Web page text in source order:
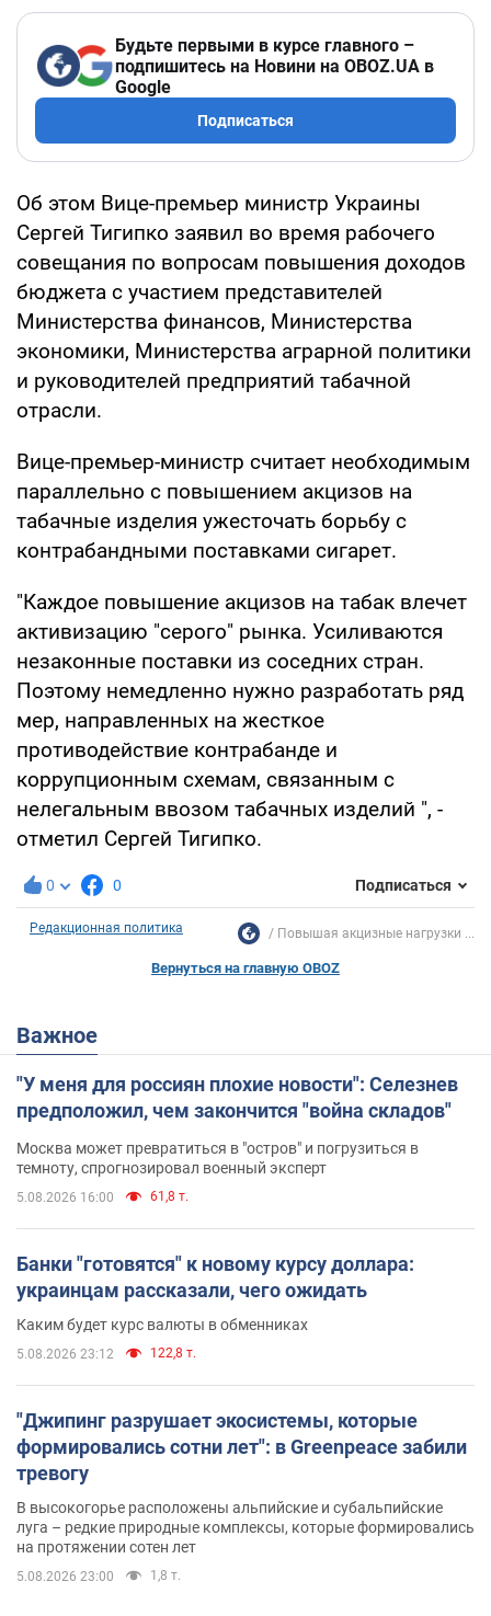
Будьте первыми в курсе главного –
подпишитесь на Новини на OBOZ.UA в
Google
Подписаться
Об этом Вице-премьер министр Украины
Сергей Тигипко заявил во время рабочего
совещания по вопросам повышения доходов
бюджета с участием представителей
Министерства финансов, Министерства
экономики, Министерства аграрной политики
и руководителей предприятий табачной
отрасли.
Вице-премьер-министр считает необходимым
параллельно с повышением акцизов на
табачные изделия ужесточать борьбу с
контрабандными поставками сигарет.
"Каждое повышение акцизов на табак влечет
активизацию "серого" рынка. Усиливаются
незаконные поставки из соседних стран.
Поэтому немедленно нужно разработать ряд
мер, направленных на жесткое
противодействие контрабанде и
коррупционным схемам, связанным с
нелегальным ввозом табачных изделий ", -
отметил Сергей Тигипко.
0 0 Подписаться
Редакционная политика Повышая акцизные нагрузки ...
Вернуться на главную OBOZ
Важное
"У меня для россиян плохие новости": Селезнев
предположил, чем закончится "война складов"
Москва может превратиться в "остров" и погрузиться в
темноту, спрогнозировал военный эксперт
5.08.2026 16:00 61,8 т.
Банки "готовятся" к новому курсу доллара:
украинцам рассказали, чего ожидать
Каким будет курс валюты в обменниках
5.08.2026 23:12 122,8 т.
"Джипинг разрушает экосистемы, которые
формировались сотни лет": в Greenpeace забили
тревогу
В высокогорье расположены альпийские и субальпийские
луга – редкие природные комплексы, которые формировались
на протяжении сотен лет
5.08.2026 23:00 1,8 т.